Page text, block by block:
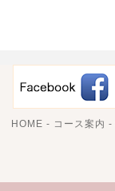
HOME - コース案内 -